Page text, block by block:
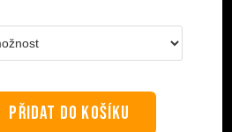
PŘIDAT DO KOŠÍKU